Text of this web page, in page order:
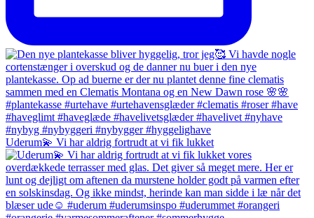
Uderum💫 Vi har aldrig fortrudt at vi fik lukket